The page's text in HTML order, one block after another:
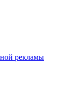
рекламы